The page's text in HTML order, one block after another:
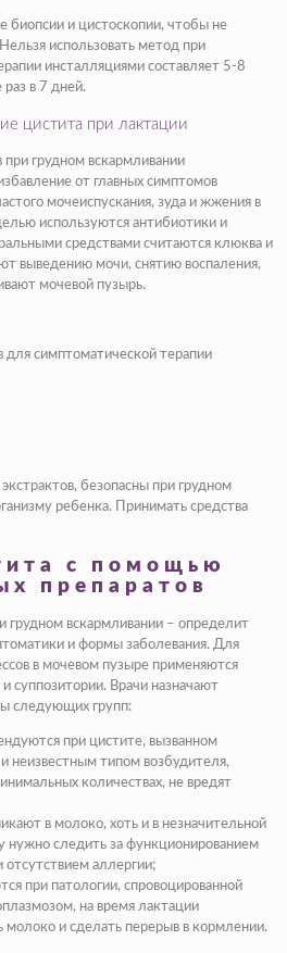
биопсии и цистоскопии, чтобы не
использовать метод при
инсталляциями составляет 5-8
в 7 дней.
цистита при лактации
грудном вскармливании
от главных симптомов
мочеиспускания, зуда и жжения в
используются антибиотики и
средствами считаются клюква и
выведению мочи, снятию воспаления,
мочевой пузырь.
для симптоматической терапии
безопасны при грудном
ребенка. Принимать средства
с помощью
препаратов
вскармливании – определит
и формы заболевания. Для
в мочевом пузыре применяются
суппозитории. Врачи назначают
следующих групп:
при цистите, вызванном
неизвестным типом возбудителя,
количествах, не вредят
в молоко, хоть и в незначительной
нужно следить за функционированием
отсутствием аллергии;
при патологии, спровоцированной
на время лактации
молоко и сделать перерыв в кормлении.